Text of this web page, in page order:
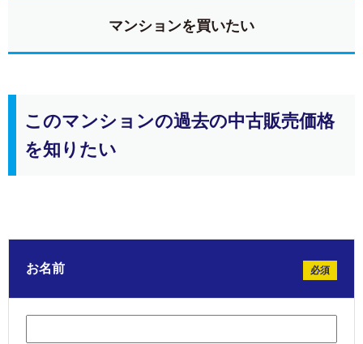
マンションを買いたい
このマンションの過去の中古販売価格
を知りたい
お名前 必須